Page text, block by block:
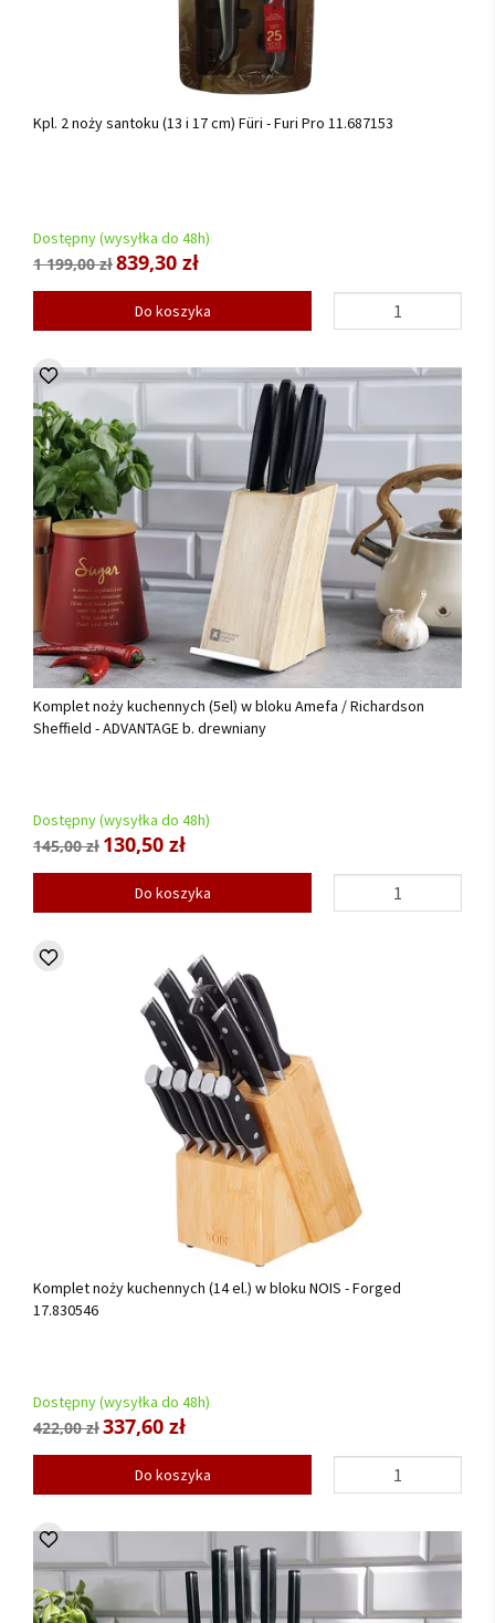
Kpl. 2 noży santoku (13 i 17 cm) Füri - Furi Pro 11.687153
Dostępny (wysyłka do 48h)
1 199,00 zł839,30 zł
Do koszyka
Komplet noży kuchennych (5el) w bloku Amefa / Richardson
Sheffield - ADVANTAGE b. drewniany
Dostępny (wysyłka do 48h)
145,00 zł 130,50 zł
Do koszyka
Komplet noży kuchennych (14 el.) w bloku NOIS - Forged
17.830546
Dostępny (wysyłka do 48h)
422,00 zł337,60 zł
Do koszyka